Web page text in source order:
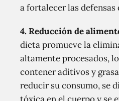
a fortalecer las defensas
4. Reducción de
dieta promueve la
altamente procesados,
contener aditivos y
reducir su consumo, se